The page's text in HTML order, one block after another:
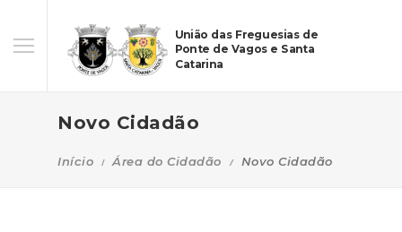
União das Freguesias de
Ponte de Vagos e Santa
Catarina
Novo Cidadão
Início Área do Cidadão Novo Cidadão